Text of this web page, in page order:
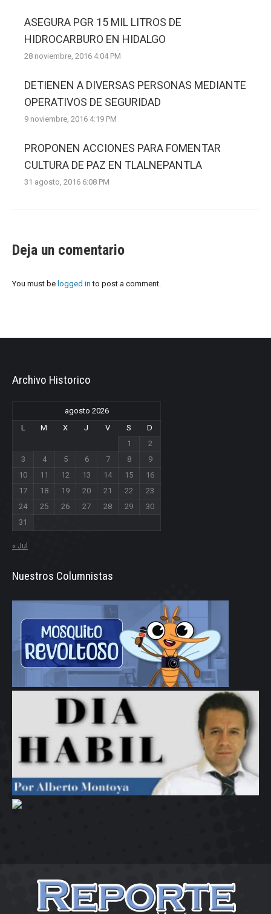
ASEGURA PGR 15 MIL LITROS DE
HIDROCARBURO EN HIDALGO
28 noviembre, 2016 4:04 PM
DETIENEN A DIVERSAS PERSONAS MEDIANTE
OPERATIVOS DE SEGURIDAD
9 noviembre, 2016 4:19 PM
PROPONEN ACCIONES PARA FOMENTAR
CULTURA DE PAZ EN TLALNEPANTLA
31 agosto, 2016 6:08 PM
Deja un comentario
You must be logged in to post a comment.
Archivo Historico
agosto 2026
L
M X J V S
D
1
2
3
4 5 6 7 8
9
10
11 12 13 14 15
16
17
18 19 20 21 22
23
24
25 26 27 28 29
30
31
« Jul
Nuestros Columnistas